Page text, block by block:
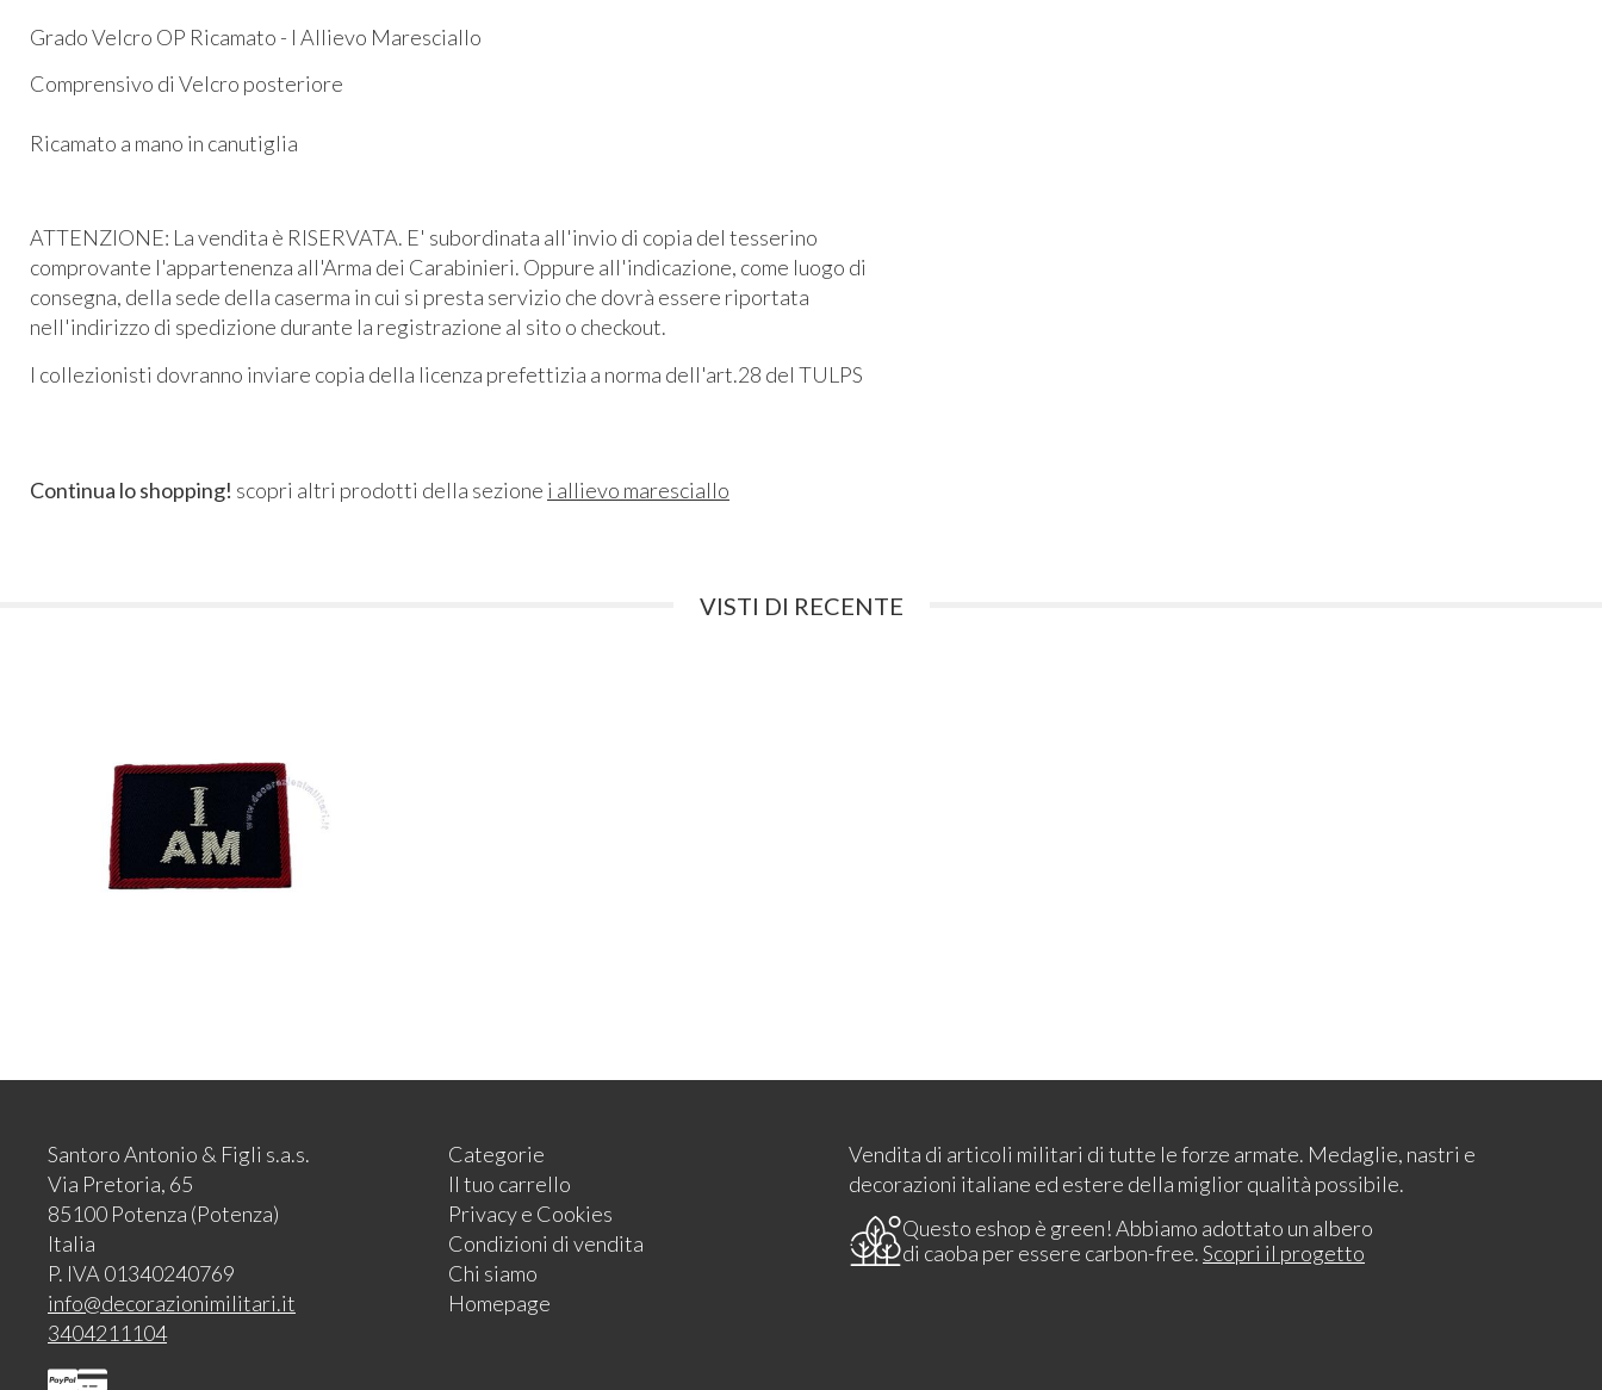
Grado Velcro OP Ricamato - I Allievo Maresciallo
Comprensivo di Velcro posteriore
Ricamato a mano in canutiglia
ATTENZIONE: La vendita è RISERVATA. E' subordinata all'invio di copia del tesserino
comprovante l'appartenenza all'Arma dei Carabinieri. Oppure all'indicazione, come luogo di
consegna, della sede della caserma in cui si presta servizio che dovrà essere riportata
nell'indirizzo di spedizione durante la registrazione al sito o checkout.
I collezionisti dovranno inviare copia della licenza prefettizia a norma dell'art.28 del TULPS
Continua lo shopping! scopri altri prodotti della sezione i allievo maresciallo
VISTI DI RECENTE
Santoro Antonio & Figli s.a.s.
Via Pretoria, 65
85100 Potenza (Potenza)
Italia
P. IVA 01340240769
info@decorazionimilitari.it
3404211104
Categorie
Il tuo carrello
Privacy e Cookies
Condizioni di vendita
Chi siamo
Homepage
Vendita di articoli militari di tutte le forze armate. Medaglie, nastri e
decorazioni italiane ed estere della miglior qualità possibile.
Questo eshop è green! Abbiamo adottato un albero
di caoba per essere carbon-free.Scopri il progetto